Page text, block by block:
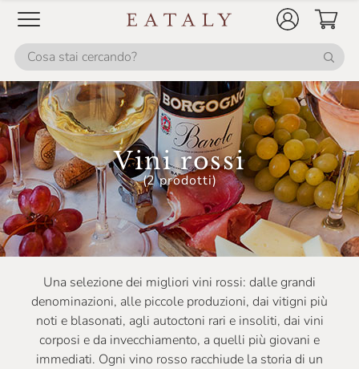
Vini rossi
(2 prodotti)
Una selezione dei migliori vini rossi: dalle grandi
denominazioni, alle piccole produzioni, dai vitigni più
noti e blasonati, agli autoctoni rari e insoliti, dai vini
corposi e da invecchiamento, a quelli più giovani e
immediati. Ogni vino rosso racchiude la storia di un
Casale Del Giglio
Cascina Corte
Cascina GemmaRina
Cascina Gilli
Cascina Valle Asinari
Castellare Di Castellina
Castello Monaci
Castello Monsanto
Castello Di Monsanto
Ceci
Celestina Fè